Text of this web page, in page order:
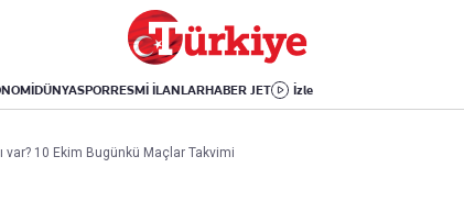
DÜNYASPORRESMİ İLANLARHABER JET İzle
Avrupa
Gazze
Yaşam
Sağlık
Yemek
Aktüel
Kitap
var? 10 Ekim Bugünkü Maçlar Takvimi